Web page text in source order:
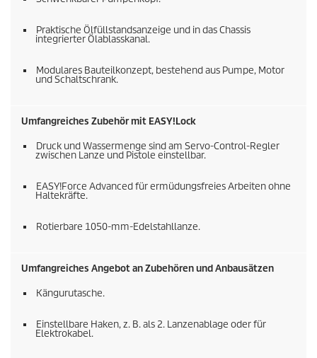
Praktische Ölfüllstandsanzeige und in das Chassis
integrierter Ölablasskanal.
Modulares Bauteilkonzept, bestehend aus Pumpe, Motor
und Schaltschrank.
Umfangreiches Zubehör mit EASY!Lock
Druck und Wassermenge sind am Servo-Control-Regler
zwischen Lanze und Pistole einstellbar.
EASY!Force Advanced für ermüdungsfreies Arbeiten ohne
Haltekräfte.
Rotierbare 1050-mm-Edelstahllanze.
Umfangreiches Angebot an Zubehören und Anbausätzen
Kängurutasche.
Einstellbare Haken, z. B. als 2. Lanzenablage oder für
Elektrokabel.